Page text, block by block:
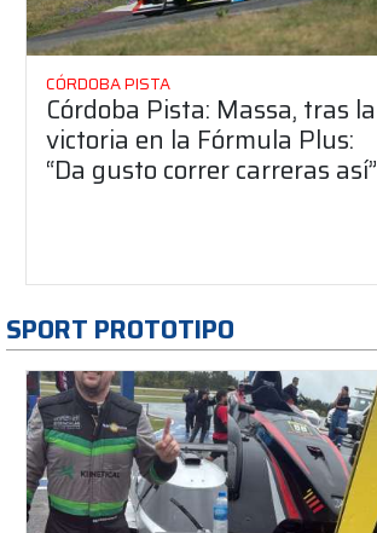
CÓRDOBA PISTA
Córdoba Pista: Massa, tras la
victoria en la Fórmula Plus:
“Da gusto correr carreras así”
SPORT PROTOTIPO